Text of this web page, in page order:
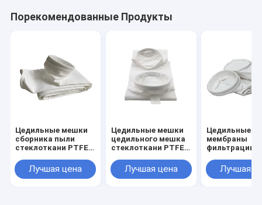
Порекомендованные Продукты
Цедильные мешки
сборника пыли
стеклоткани PTFE
1.8mm для завода
сажи
Лучшая цена
Цедильные мешки
цедильного мешка
стеклоткани PTFE
высокотемпературные
1.8mm
Лучшая цена
Цедильные
мембраны
фильтрации
воздуха
Лучшая